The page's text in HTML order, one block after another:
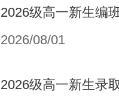
2026级高一新生编
2026/08/01
2026级高一新生录